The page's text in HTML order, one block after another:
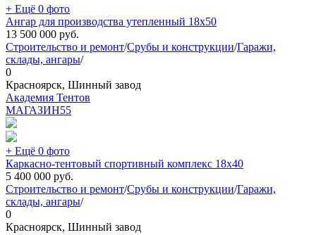
+ Ещё 0 фото
Ангар для производства утепленный 18х50
13 500 000 руб.
Строительство и ремонт/Срубы и конструкции/Гаражи,
склады, ангары/
0
Красноярск, Шинный завод
Академия Тентов
МАГАЗИН55
+ Ещё 0 фото
Каркасно-тентовый спортивный комплекс 18х40
5 400 000 руб.
Строительство и ремонт/Срубы и конструкции/Гаражи,
склады, ангары/
0
Красноярск, Шинный завод